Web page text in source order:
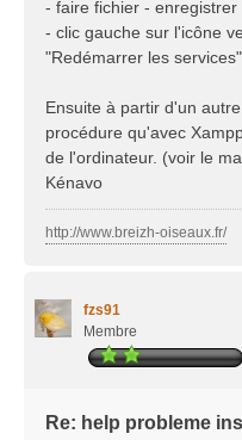
- faire fichier - enregistrer
- clic gauche sur l'icône
"Redémarrer les services"
Ensuite à partir d'un
procédure qu'avec
de l'ordinateur. (voir le
Kénavo
http://www.breizh-oiseaux.fr/
fzs91
Membre
Re: help probleme